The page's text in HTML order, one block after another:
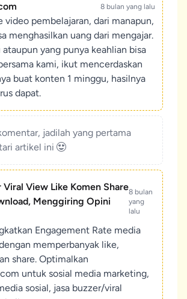
8 bulan yang lalu
video pembelajaran, dari manapun,
menghasilkan uang dari mengajar.
ataupun yang punya keahlian bisa
kami, ikut mencerdaskan
buat konten 1 minggu, hasilnya
dapat.
jadilah yang pertama
artikel ini
Viral View Like Komen Share
Menggiring Opini
8 bulan
yang
lalu
Engagement Rate media
memperbanyak like,
share. Optimalkan
untuk sosial media marketing,
sosial, jasa buzzer/viral